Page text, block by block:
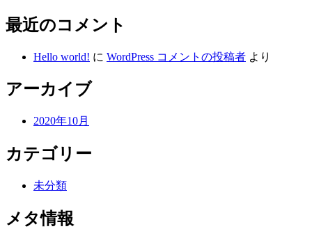
最近のコメント
Hello world! に WordPress コメントの投稿者 より
アーカイブ
2020年10月
カテゴリー
未分類
メタ情報